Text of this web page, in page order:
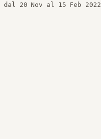
dal 20 Nov al 15 Feb 2022